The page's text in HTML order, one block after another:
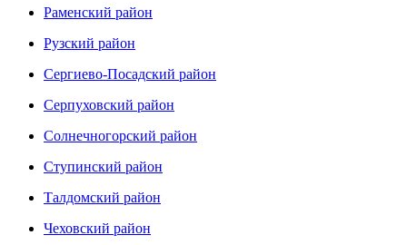
Раменский район
Рузский район
Сергиево-Посадский район
Серпуховский район
Солнечногорский район
Ступинский район
Талдомский район
Чеховский район